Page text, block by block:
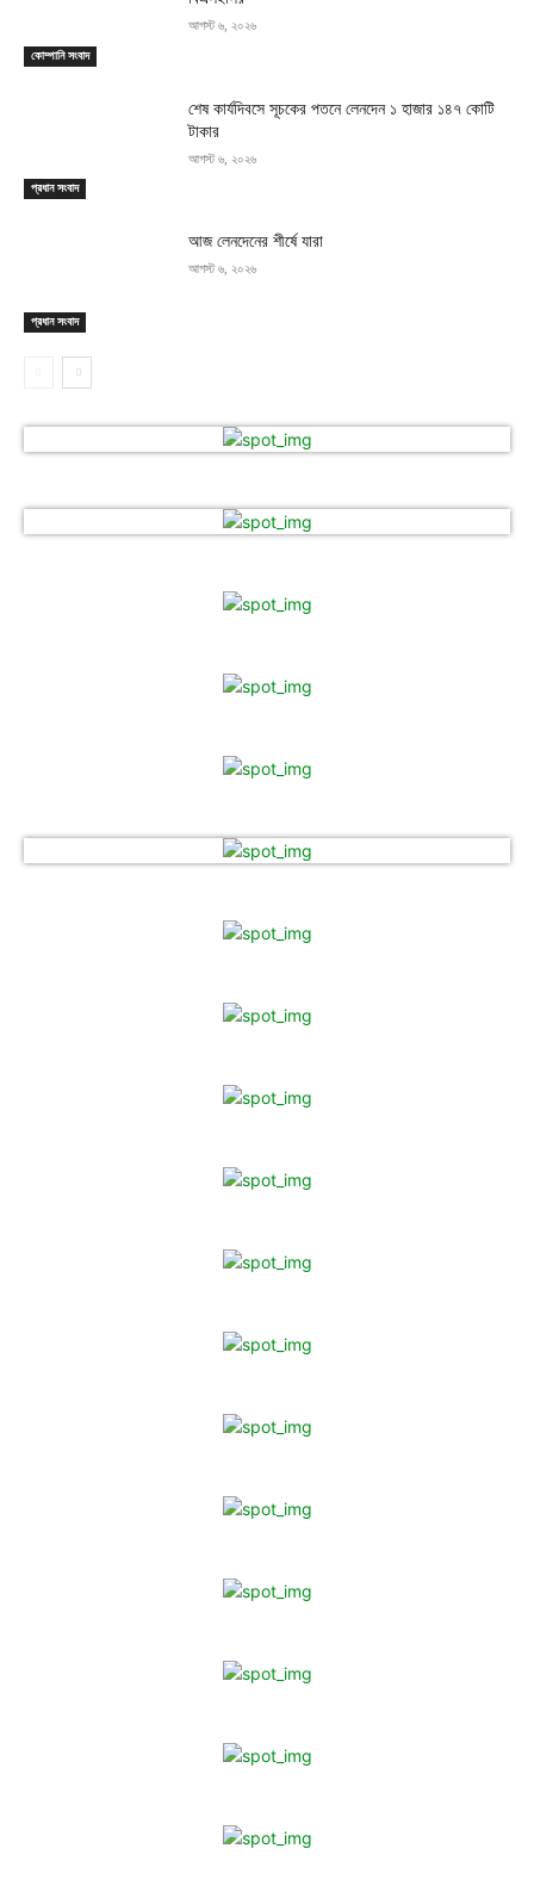
কোম্পানি সংবাদ
আগস্ট ৬, ২০২৬
প্রধান সংবাদ
শেষ কার্যদিবসে সূচকের পতনে লেনদেন ১ হাজার ১৪৭ কোটি
টাকার
আগস্ট ৬, ২০২৬
প্রধান সংবাদ
আজ লেনদেনের শীর্ষে যারা
আগস্ট ৬, ২০২৬